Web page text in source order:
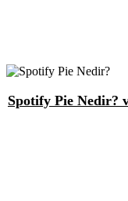
Spotify Pie Nedir?